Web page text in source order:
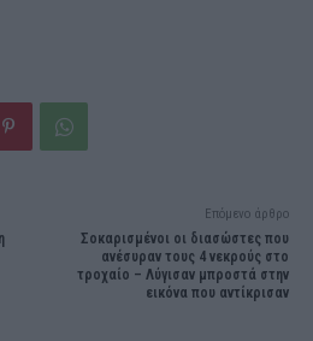
Επόμενο άρθρο
Σοκαρισμένοι οι διασώστες που
ανέσυραν τους 4 νεκρούς στο
τροχαίο – Λύγισαν μπροστά στην
εικόνα που αντίκρισαν